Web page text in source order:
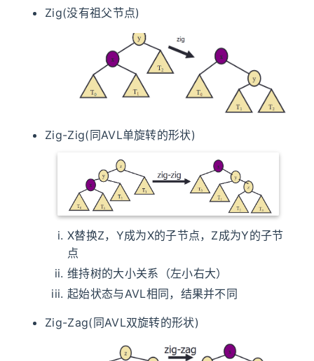
Zig(没有祖父节点)
Zig-Zig(同AVL单旋转的形状)
X替换Z，Y成为X的子节点，Z成为Y的子节
点
维持树的大小关系（左小右大）
起始状态与AVL相同，结果并不同
Zig-Zag(同AVL双旋转的形状)